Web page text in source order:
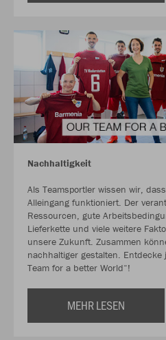
Nachhaltigkeit
Als Teamsportler wissen wir,
Alleingang funktioniert. Der
Ressourcen, gute
Lieferkette und viele weitere
unsere Zukunft. Zusammen
nachhaltiger gestalten. Entdecke
Team for a better World“!
MEHR LESEN